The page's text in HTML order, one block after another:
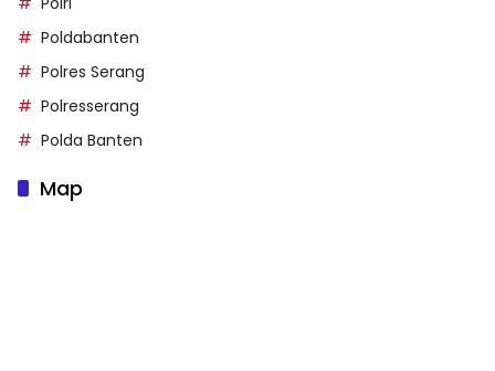
Poldabanten
Polres Serang
Polresserang
Polda Banten
Map